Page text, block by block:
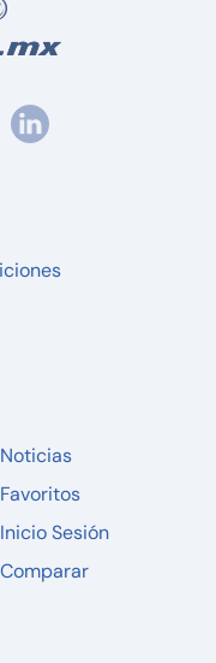
Noticias
Favoritos
Inicio Sesión
Comparar